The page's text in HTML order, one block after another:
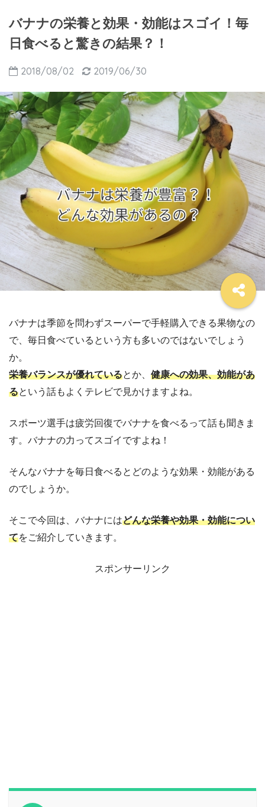
バナナの栄養と効果・効能はスゴイ！毎
日食べると驚きの結果？！
2018/08/02 2019/06/30
バナナは季節を問わずスーパーで手軽購入できる果物なの
で、毎日食べているという方も多いのではないでしょう
か。
栄養バランスが優れているとか、 健康への効果、効能があ
るという話もよくテレビで見かけますよね。
スポーツ選手は疲労回復でバナナを食べるって話も聞きま
す。バナナの力ってスゴイですよね！
そんなバナナを毎日食べるとどのような効果・効能がある
のでしょうか。
そこで今回は、バナナにはどんな栄養や効果・効能につい
てをご紹介していきます。
スポンサーリンク